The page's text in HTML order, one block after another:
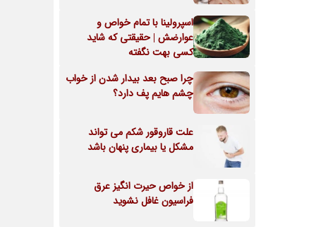
اسپرولینا با تمام خواص و
عوارضش | حقیقتی که شاید
کسی بهت نگفته
چرا صبح بعد بیدار شدن از خواب
چشم هایم پف دارد؟
علت قاروقور شکم می تواند
مشکل یا بیماری پنهان باشد
از خواص حیرت انگیز عرق
فراسیون غافل نشوید